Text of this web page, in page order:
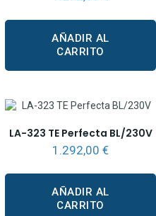
AÑADIR AL
CARRITO
LA-323 TE Perfecta BL/230V
1.292,00 €
AÑADIR AL
CARRITO